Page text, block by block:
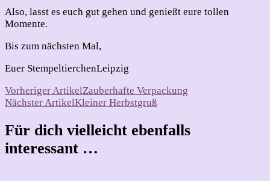
Also, lasst es euch gut gehen und genießt eure tollen
Momente.
Bis zum nächsten Mal,
Euer StempeltierchenLeipzig
Beitragsnavigation
Vorheriger ArtikelZauberhafte Verpackung
Nächster ArtikelKleiner Herbstgruß
Für dich vielleicht ebenfalls
interessant …